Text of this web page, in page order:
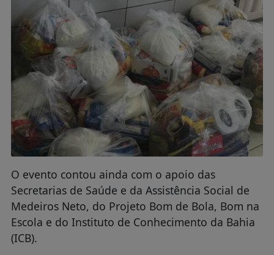
O evento contou ainda com o apoio das
Secretarias de Saúde e da Assistência Social de
Medeiros Neto, do Projeto Bom de Bola, Bom na
Escola e do Instituto de Conhecimento da Bahia
(ICB).